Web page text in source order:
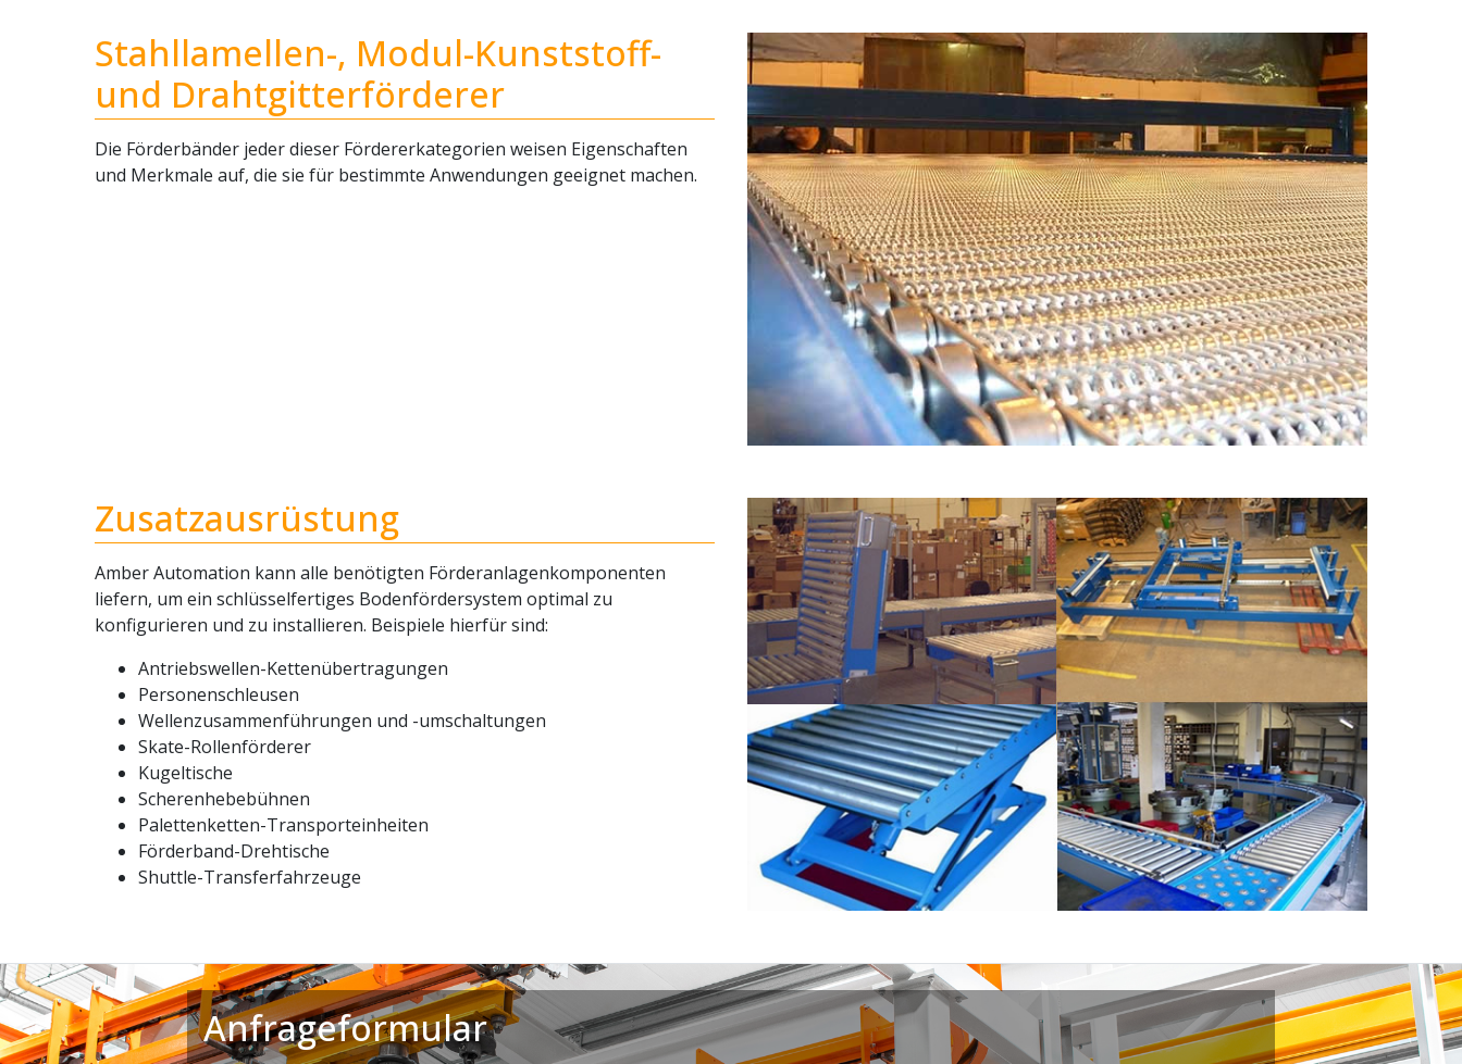
Stahllamellen-, Modul-Kunststoff-
und Drahtgitterförderer
Die Förderbänder jeder dieser Fördererkategorien weisen Eigenschaften
und Merkmale auf, die sie für bestimmte Anwendungen geeignet machen.
Zusatzausrüstung
Amber Automation kann alle benötigten Förderanlagenkomponenten
liefern, um ein schlüsselfertiges Bodenfördersystem optimal zu
konfigurieren und zu installieren. Beispiele hierfür sind:
Antriebswellen-Kettenübertragungen
Personenschleusen
Wellenzusammenführungen und -umschaltungen
Skate-Rollenförderer
Kugeltische
Scherenhebebühnen
Palettenketten-Transporteinheiten
Förderband-Drehtische
Shuttle-Transferfahrzeuge
Anfrageformular